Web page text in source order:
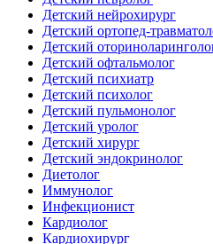
Детский нейрохирург
Детский ортопед-
Детский
Детский офтальмолог
Детский психиатр
Детский психолог
Детский пульмонолог
Детский уролог
Детский хирург
Детский эндокринолог
Диетолог
Иммунолог
Инфекционист
Кардиолог
Кардиохирург